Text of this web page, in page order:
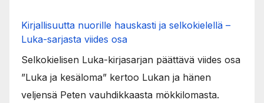
Kirjallisuutta nuorille hauskasti ja selkokielellä –
Luka-sarjasta viides osa
Selkokielisen Luka-kirjasarjan päättävä viides osa
”Luka ja kesäloma” kertoo Lukan ja hänen
veljensä Peten vauhdikkaasta mökkilomasta.